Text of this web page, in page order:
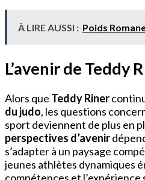
À LIRE AUSSI : Poids
L’avenir de Teddy
Alors que Teddy Riner
du judo, les questions
sport deviennent de plus en
perspectives d’avenir
s’adapter à un paysage
jeunes athlètes dynamiques